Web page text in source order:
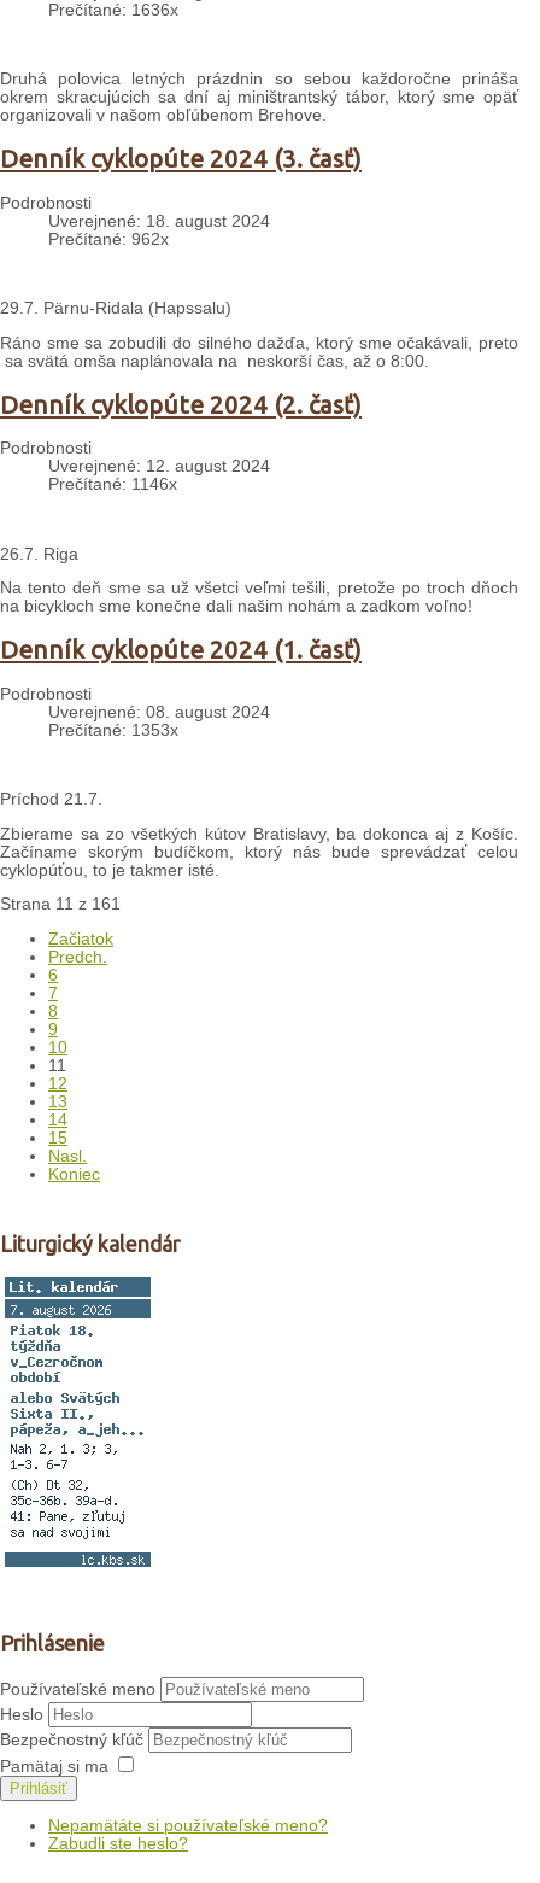
Prečítané: 1636x
Druhá polovica letných prázdnin so sebou každoročne prináša
okrem skracujúcich sa dní aj miništrantský tábor, ktorý sme opäť
organizovali v našom obľúbenom Brehove.
Denník cyklopúte 2024 (3. časť)
Podrobnosti
Uverejnené: 18. august 2024
Prečítané: 962x
29.7. Pärnu-Ridala (Hapssalu)
Ráno sme sa zobudili do silného dažďa, ktorý sme očakávali, preto
sa svätá omša naplánovala na neskorší čas, až o 8:00.
Denník cyklopúte 2024 (2. časť)
Podrobnosti
Uverejnené: 12. august 2024
Prečítané: 1146x
26.7. Riga
Na tento deň sme sa už všetci veľmi tešili, pretože po troch dňoch
na bicykloch sme konečne dali našim nohám a zadkom voľno!
Denník cyklopúte 2024 (1. časť)
Podrobnosti
Uverejnené: 08. august 2024
Prečítané: 1353x
Príchod 21.7.
Zbierame sa zo všetkých kútov Bratislavy, ba dokonca aj z Košíc.
Začíname skorým budíčkom, ktorý nás bude sprevádzať celou
cyklopúťou, to je takmer isté.
Strana 11 z 161
Začiatok
Predch.
6
7
8
9
10
11
12
13
14
15
Nasl.
Koniec
Liturgický kalendár
Prihlásenie
Používateľské meno
Heslo
Bezpečnostný kľúč
Pamätaj si ma
Prihlásiť
Nepamätáte si používateľské meno?
Zabudli ste heslo?